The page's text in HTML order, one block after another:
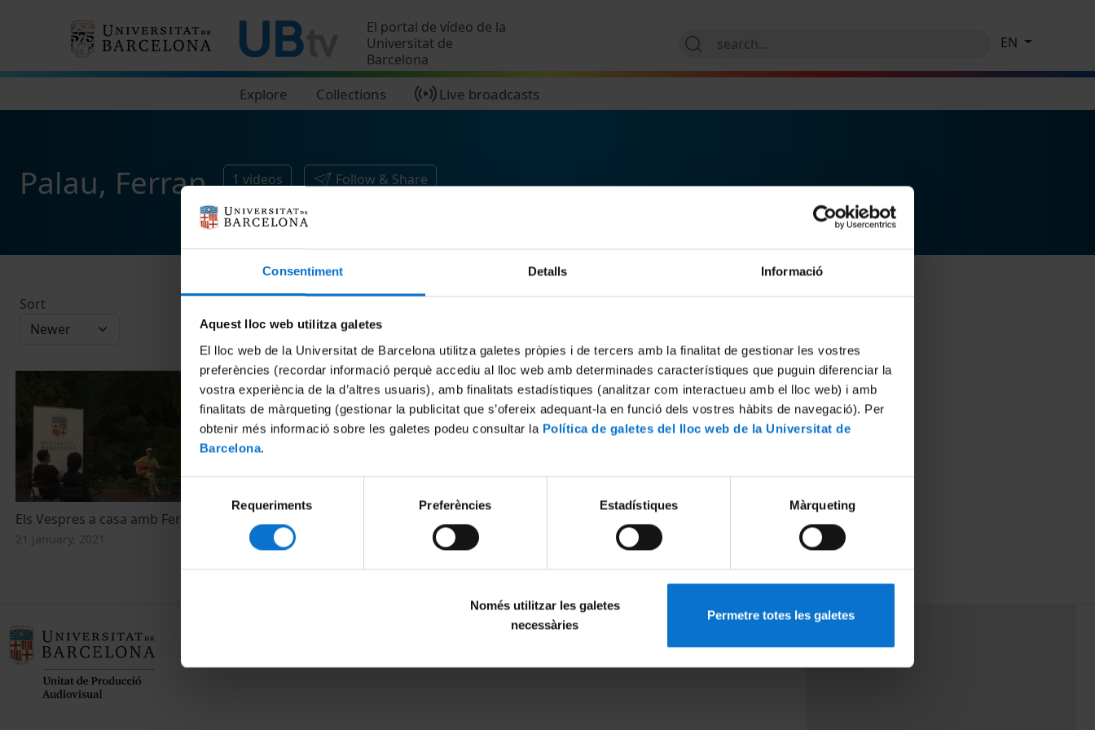
Consentiment Detalls Informació
Aquest lloc web utilitza galetes
El lloc web de la Universitat de Barcelona utilitza galetes pròpies i de tercers amb la finalitat de gestionar les vostres
preferències (recordar informació perquè accediu al lloc web amb determinades característiques que puguin diferenciar la
vostra experiència de la d’altres usuaris), amb finalitats estadístiques (analitzar com interactueu amb el lloc web) i amb
finalitats de màrqueting (gestionar la publicitat que s’ofereix adequant-la en funció dels vostres hàbits de navegació). Per
obtenir més informació sobre les galetes podeu consultar la Política de galetes del lloc web de la Universitat de
Barcelona.
de
consentiment
Requeriments Preferències Estadístiques Màrqueting
Només utilitzar les galetes
necessàries
Permetre totes les galetes
El portal de vídeo de la
Universitat de
Barcelona
Explore Collections Live broadcasts
EN
Palau, Ferran 1 videos Follow & Share
Sort
Els Vespres a casa amb Ferran Palau
21 January, 2021
MENÚ PEU 1
Legal notice
PEU 3